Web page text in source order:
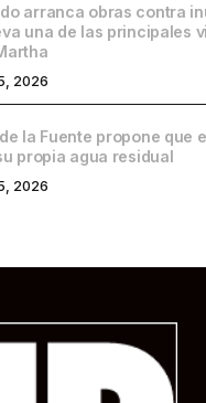
arranca obras contra
una de las principales
2026
la Fuente propone que
propia agua residual
2026